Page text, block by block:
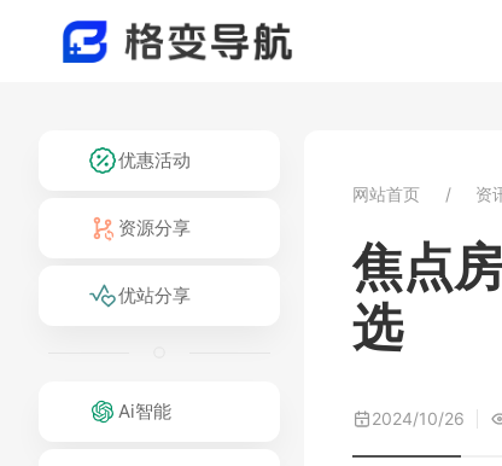
优惠活动
资源分享
优站分享
Ai智能
网站首页 资
焦点
选
2024/10/26